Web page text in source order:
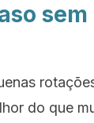
do que